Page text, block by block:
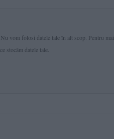
vom folosi datele tale în alt scop. Pentru mai
stocăm datele tale.